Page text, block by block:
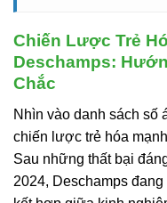
Chiến Lược Trẻ
Deschamps:
Chắc
Nhìn vào danh sách số
chiến lược trẻ hóa
Sau những thất bại
2024, Deschamps